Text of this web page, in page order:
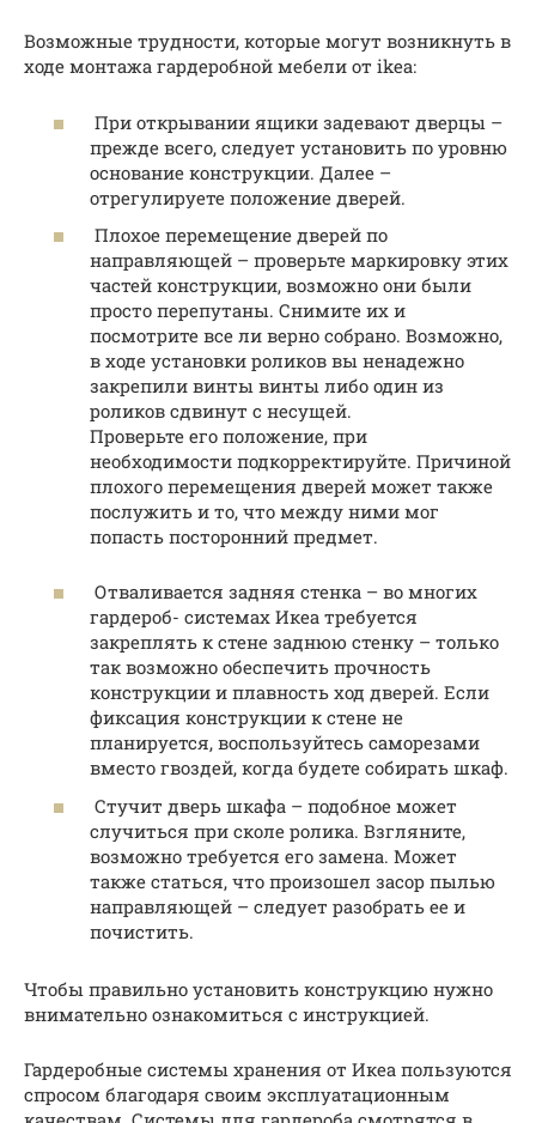
Возможные трудности, которые могут возникнуть в
ходе монтажа гардеробной мебели от ikea:
При открывании ящики задевают дверцы –
прежде всего, следует установить по уровню
основание конструкции. Далее –
отрегулируете положение дверей.
Плохое перемещение дверей по
направляющей – проверьте маркировку этих
частей конструкции, возможно они были
просто перепутаны. Снимите их и
посмотрите все ли верно собрано. Возможно,
в ходе установки роликов вы ненадежно
закрепили винты винты либо один из
роликов сдвинут с несущей.
Проверьте его положение, при
необходимости подкорректируйте. Причиной
плохого перемещения дверей может также
послужить и то, что между ними мог
попасть посторонний предмет.
Отваливается задняя стенка – во многих
гардероб- системах Икеа требуется
закреплять к стене заднюю стенку – только
так возможно обеспечить прочность
конструкции и плавность ход дверей. Если
фиксация конструкции к стене не
планируется, воспользуйтесь саморезами
вместо гвоздей, когда будете собирать шкаф.
Стучит дверь шкафа – подобное может
случиться при сколе ролика. Взгляните,
возможно требуется его замена. Может
также статься, что произошел засор пылью
направляющей – следует разобрать ее и
почистить.
Чтобы правильно установить конструкцию нужно
внимательно ознакомиться с инструкцией.
Гардеробные системы хранения от Икеа пользуются
спросом благодаря своим эксплуатационным